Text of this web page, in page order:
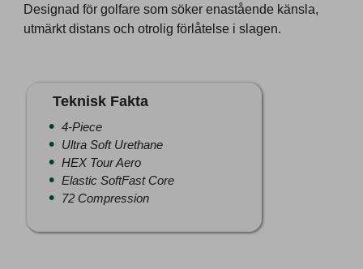
Designad för golfare som söker enastående känsla,
utmärkt distans och otrolig förlåtelse i slagen.
Teknisk Fakta
4-Piece
Ultra Soft Urethane
HEX Tour Aero
Elastic SoftFast Core
72 Compression